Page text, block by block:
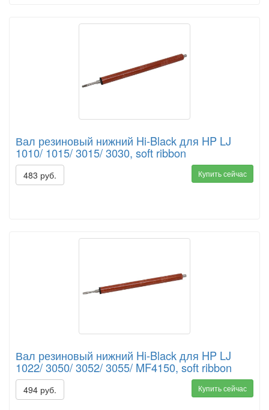
Вал резиновый нижний Hi-Black для HP LJ
1010/ 1015/ 3015/ 3030, soft ribbon
483 руб. Купить сейчас
Вал резиновый нижний Hi-Black для HP LJ
1022/ 3050/ 3052/ 3055/ MF4150, soft ribbon
494 руб. Купить сейчас